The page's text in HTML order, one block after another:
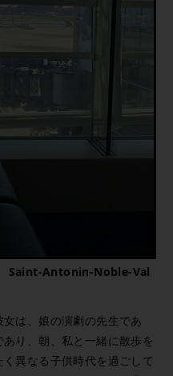
Antonin-Noble-Val
は、娘の演劇の先生であ
り、朝、私と一緒に散歩を
異なる子供時代を過ごして